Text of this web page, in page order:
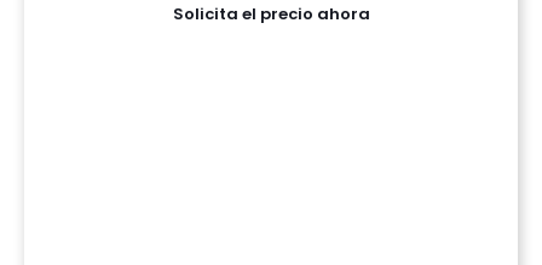
Solicita el precio ahora